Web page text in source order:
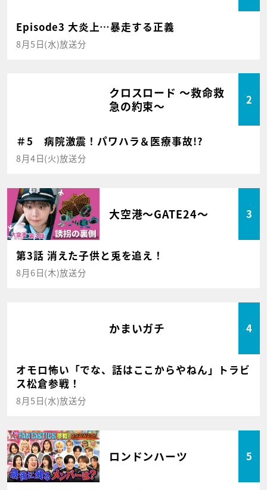
Episode3 大炎上…暴走する正義
8月5日(水)放送分
クロスロード ～救命救
急の約束～
2
＃5 病院激震！パワハラ＆医療事故!?
8月4日(火)放送分
大空港～GATE24～ 3
第3話 消えた子供と兎を追え！
8月6日(木)放送分
かまいガチ 4
オモロ怖い「でな、話はここからやねん」トラビ
ス松倉参戦！
8月5日(水)放送分
ロンドンハーツ 5